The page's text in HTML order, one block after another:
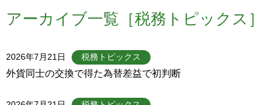
アーカイブ一覧［税務トピックス］
2026年7月21日 税務トピックス
外貨同士の交換で得た為替差益で初判断